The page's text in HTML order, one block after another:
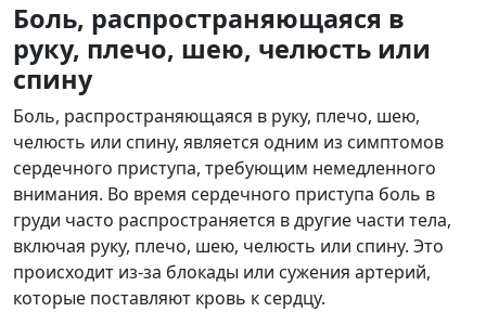
Боль, распространяющаяся в
руку, плечо, шею, челюсть или
спину
Боль, распространяющаяся в руку, плечо, шею,
челюсть или спину, является одним из симптомов
сердечного приступа, требующим немедленного
внимания. Во время сердечного приступа боль в
груди часто распространяется в другие части тела,
включая руку, плечо, шею, челюсть или спину. Это
происходит из-за блокады или сужения артерий,
которые поставляют кровь к сердцу.